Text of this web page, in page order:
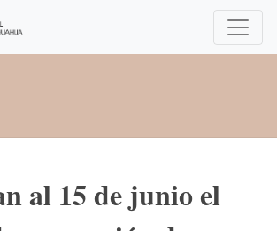
al 15 de junio el